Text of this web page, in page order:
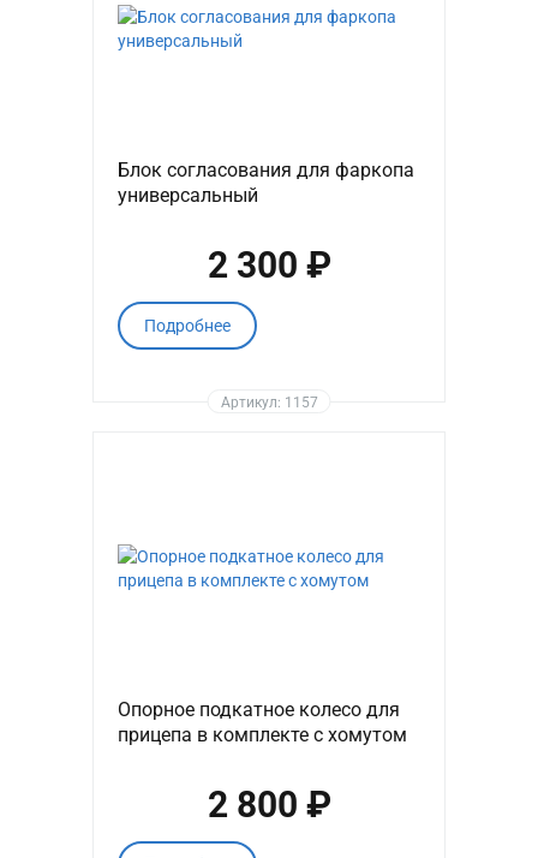
Блок согласования для фаркопа
универсальный
2 300 ₽
Подробнее
Артикул: 1157
Опорное подкатное колесо для
прицепа в комплекте с хомутом
2 800 ₽